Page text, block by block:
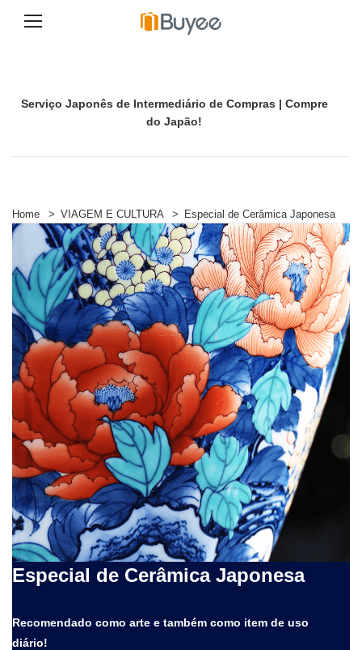
o
c
o
t
e
ú
d
o
Serviço Japonês de Intermediário de Compras | Compre
do Japão!
Home > VIAGEM E CULTURA > Especial de Cerâmica Japonesa
Especial de Cerâmica Japonesa
Recomendado como arte e também como item de uso
diário!